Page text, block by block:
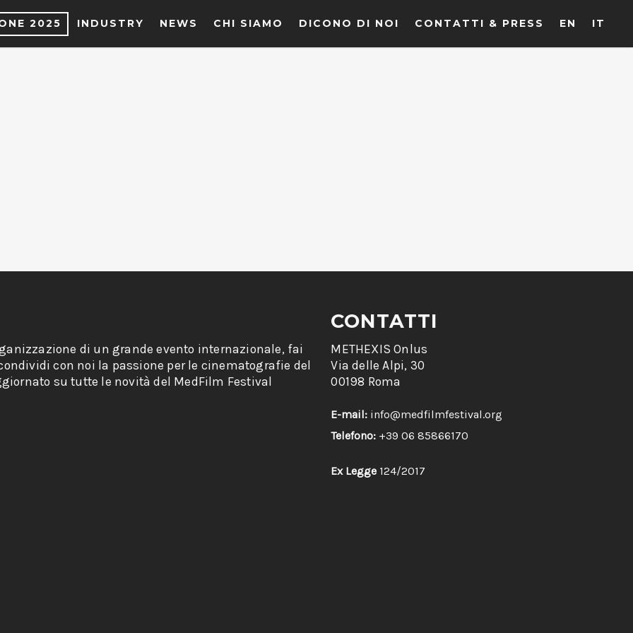
2025 INDUSTRY NEWS CHI SIAMO DICONO DI NOI CONTATTI & PRESS EN IT
di un grande evento internazionale, fai
con noi la passione per le cinematografie del
su tutte le novità del MedFilm Festival
CONTATTI
METHEXIS Onlus
Via delle Alpi, 30
00198 Roma
E-mail: info@medfilmfestival.org
Telefono: +39 06 85866170
Ex Legge 124/2017